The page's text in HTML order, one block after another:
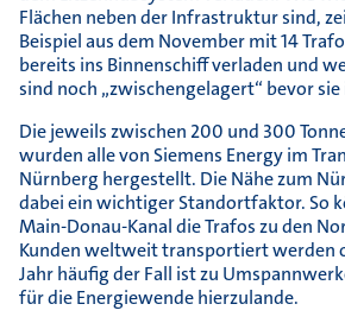
Flächen neben der Infrastruktur sind,
Beispiel aus dem November mit 14
bereits ins Binnenschiff verladen und
sind noch „zwischengelagert“ bevor
Die jeweils zwischen 200 und 300
wurden alle von Siemens Energy im
Nürnberg hergestellt. Die Nähe zum
dabei ein wichtiger Standortfaktor. So
Main-Donau-Kanal die Trafos zu den
Kunden weltweit transportiert werden
Jahr häufig der Fall ist zu
für die Energiewende hierzulande.